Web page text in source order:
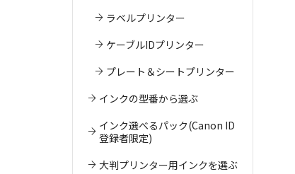
ラベルプリンター
ケーブルIDプリンター
プレート＆シートプリンター
インクの型番から選ぶ
インク選べるパック(Canon ID
登録者限定)
大判プリンター用インクを選ぶ